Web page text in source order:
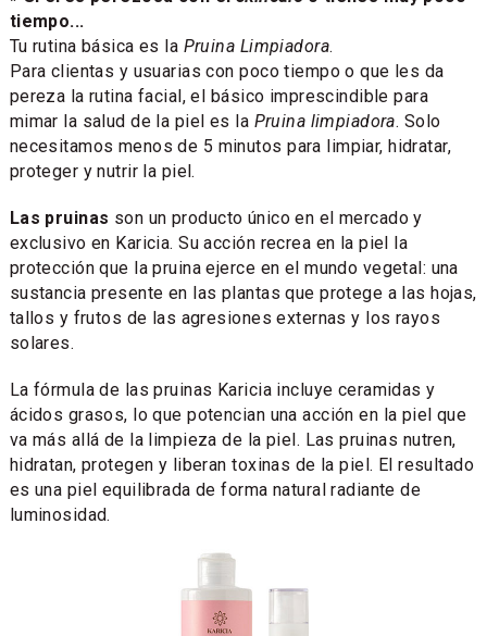
tiempo...
Tu rutina básica es la Pruina Limpiadora.
Para clientas y usuarias con poco tiempo o que les da
pereza la rutina facial, el básico imprescindible para
mimar la salud de la piel es la Pruina limpiadora. Solo
necesitamos menos de 5 minutos para limpiar, hidratar,
proteger y nutrir la piel.
Las pruinas son un producto único en el mercado y
exclusivo en Karicia. Su acción recrea en la piel la
protección que la pruina ejerce en el mundo vegetal: una
sustancia presente en las plantas que protege a las hojas,
tallos y frutos de las agresiones externas y los rayos
solares.
La fórmula de las pruinas Karicia incluye ceramidas y
ácidos grasos, lo que potencian una acción en la piel que
va más allá de la limpieza de la piel. Las pruinas nutren,
hidratan, protegen y liberan toxinas de la piel. El resultado
es una piel equilibrada de forma natural radiante de
luminosidad.